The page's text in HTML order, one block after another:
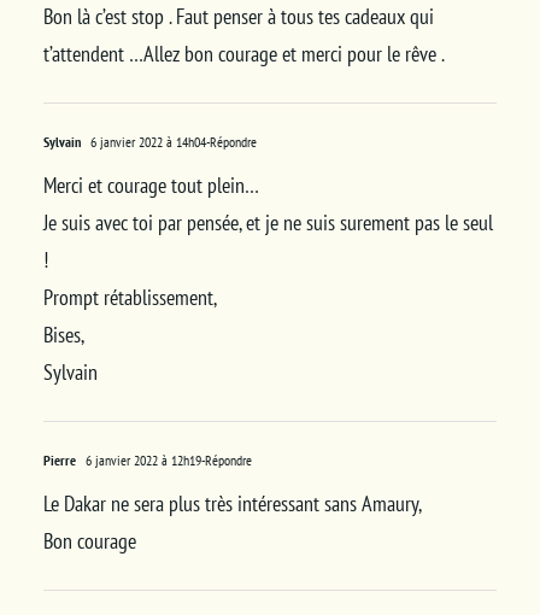
Bon là c’est stop . Faut penser à tous tes cadeaux qui
t’attendent …Allez bon courage et merci pour le rêve .
Sylvain 6 janvier 2022 à 14h04-Répondre
Merci et courage tout plein…
Je suis avec toi par pensée, et je ne suis surement pas le seul
!
Prompt rétablissement,
Bises,
Sylvain
Pierre 6 janvier 2022 à 12h19-Répondre
Le Dakar ne sera plus très intéressant sans Amaury,
Bon courage